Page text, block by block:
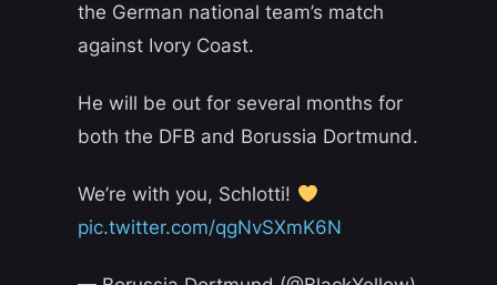
the German national team’s match
against Ivory Coast.
He will be out for several months for
both the DFB and Borussia Dortmund.
We’re with you, Schlotti!
pic.twitter.com/qgNvSXmK6N